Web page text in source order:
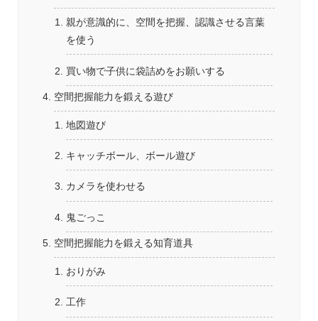
親が意識的に、空間を把握、認識させる言葉
を使う
買い物で子供に袋詰めをお願いする
空間把握能力を鍛える遊び
地図遊び
キャッチボール、ボール遊び
カメラを使わせる
鬼ごっこ
空間把握能力を鍛える知育道具
おりがみ
工作